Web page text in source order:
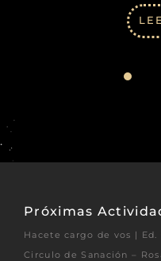
Próximas
Hacete cargo de vos | Ed.
Circulo de Sanación –